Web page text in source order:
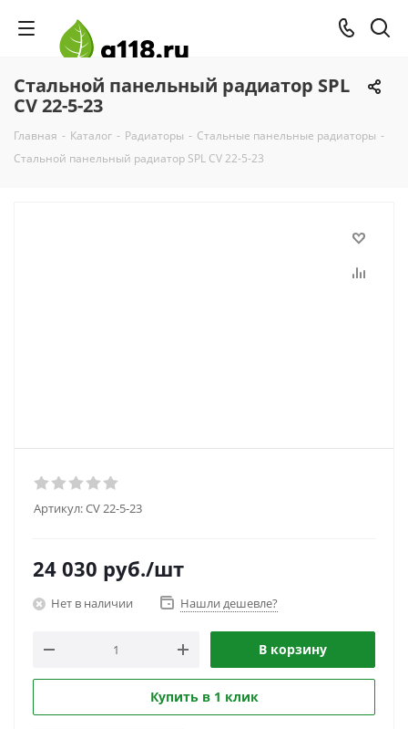
Стальной панельный радиатор SPL
CV 22-5-23
Главная - Каталог - Радиаторы - Стальные панельные радиаторы -
Стальной панельный радиатор SPL CV 22-5-23
Артикул:CV 22-5-23
24 030 руб./шт
Нет в наличии Нашли дешевле?
В корзину
Купить в 1 клик